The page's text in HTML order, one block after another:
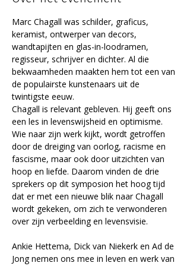
Marc Chagall was schilder, graficus,
keramist, ontwerper van decors,
wandtapijten en glas-in-loodramen,
regisseur, schrijver en dichter. Al die
bekwaamheden maakten hem tot een van
de populairste kunstenaars uit de
twintigste eeuw.
Chagall is relevant gebleven. Hij geeft ons
een les in levenswijsheid en optimisme.
Wie naar zijn werk kijkt, wordt getroffen
door de dreiging van oorlog, racisme en
fascisme, maar ook door uitzichten van
hoop en liefde. Daarom vinden de drie
sprekers op dit symposion het hoog tijd
dat er met een nieuwe blik naar Chagall
wordt gekeken, om zich te verwonderen
over zijn verbeelding en levensvisie.
Ankie Hettema, Dick van Niekerk en Ad de
Jong nemen ons mee in leven en werk van